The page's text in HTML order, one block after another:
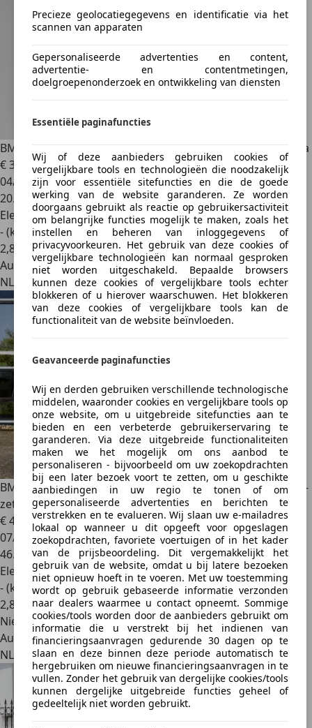
Precieze geolocatiegegevens en identificatie via het
scannen van apparaten
Gepersonaliseerde advertenties en content,
advertentie- en contentmetingen,
doelgroepenonderzoek en ontwikkeling van diensten
Essentiële paginafuncties
Wij of deze aanbieders gebruiken cookies of
vergelijkbare tools en technologieën die noodzakelijk
zijn voor essentiële sitefuncties en die de goede
werking van de website garanderen. Ze worden
doorgaans gebruikt als reactie op gebruikersactiviteit
om belangrijke functies mogelijk te maken, zoals het
instellen en beheren van inloggegevens of
privacyvoorkeuren. Het gebruik van deze cookies of
vergelijkbare technologieën kan normaal gesproken
niet worden uitgeschakeld. Bepaalde browsers
kunnen deze cookies of vergelijkbare tools echter
blokkeren of u hierover waarschuwen. Het blokkeren
van deze cookies of vergelijkbare tools kan de
functionaliteit van de website beïnvloeden.
Geavanceerde paginafuncties
Wij en derden gebruiken verschillende technologische
middelen, waaronder cookies en vergelijkbare tools op
onze website, om u uitgebreide sitefuncties aan te
bieden en een verbeterde gebruikerservaring te
garanderen. Via deze uitgebreide functionaliteiten
maken we het mogelijk om ons aanbod te
personaliseren - bijvoorbeeld om uw zoekopdrachten
bij een later bezoek voort te zetten, om u geschikte
aanbiedingen in uw regio te tonen of om
gepersonaliseerde advertenties en berichten te
verstrekken en te evalueren. Wij slaan uw e-mailadres
lokaal op wanneer u dit opgeeft voor opgeslagen
zoekopdrachten, favoriete voertuigen of in het kader
van de prijsbeoordeling. Dit vergemakkelijkt het
gebruik van de website, omdat u bij latere bezoeken
niet opnieuw hoeft in te voeren. Met uw toestemming
wordt op gebruik gebaseerde informatie verzonden
naar dealers waarmee u contact opneemt. Sommige
cookies/tools worden door de aanbieders gebruikt om
informatie die u verstrekt bij het indienen van
financieringsaanvragen gedurende 30 dagen op te
slaan en deze binnen deze periode automatisch te
hergebruiken om nieuwe financieringsaanvragen in te
vullen. Zonder het gebruik van dergelijke cookies/tools
kunnen dergelijke uitgebreide functies geheel of
gedeeltelijk niet worden gebruikt.
BMW iX1
XDrive30 67 kWh - Keyless - CarPlay - HuD - Naviga
€ 34.8491
04/2023
20.275 km
Elektrisch
- (kWh/100 km)
2,8
Autobedrijf
NL 4271 BC
BMW iX1xDrive30 M-Sport Pano Trekh ACC H/K HUD 360 e-
zete
€ 43.9001
07/2023
46.710 km
Elektrisch
- (kWh/100 km)
2,8
Nieuw
Autobedrijf
NL 8501 ST